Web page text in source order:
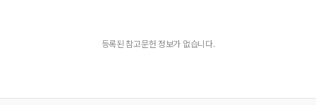
등록된 참고문헌 정보가 없습니다.